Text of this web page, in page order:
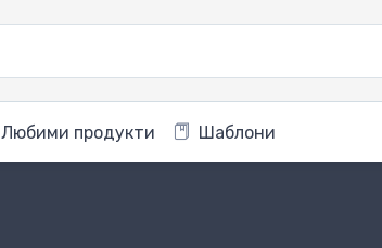
Любими продукти Шаблони